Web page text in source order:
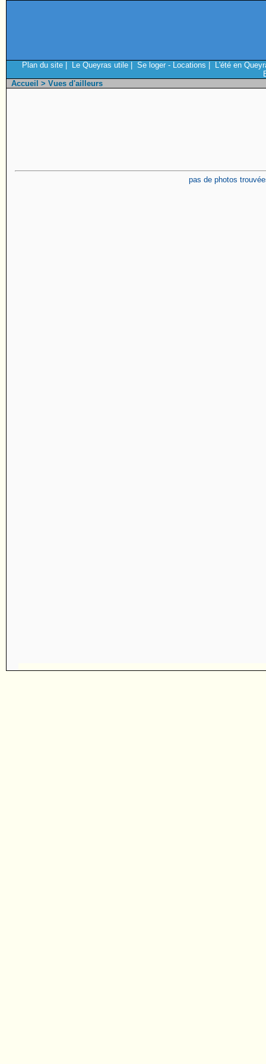
Plan du site Le Queyras utile Se loger - Locations
L'été en
Accueil > Vues d'ailleurs
pas de photos